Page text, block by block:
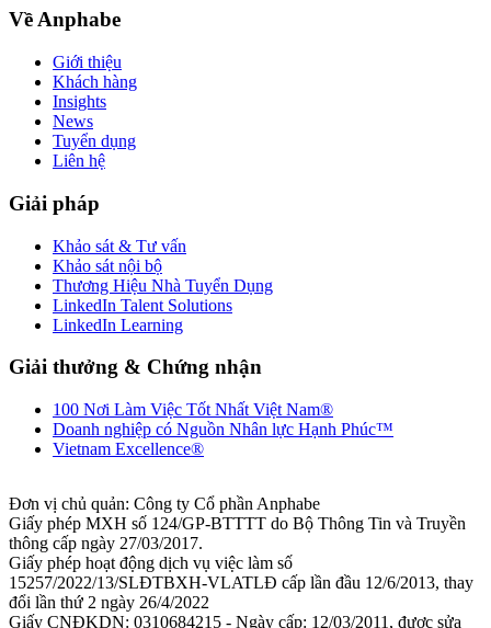
Về Anphabe
Giới thiệu
Khách hàng
Insights
News
Tuyển dụng
Liên hệ
Giải pháp
Khảo sát & Tư vấn
Khảo sát nội bộ
Thương Hiệu Nhà Tuyển Dụng
LinkedIn Talent Solutions
LinkedIn Learning
Giải thưởng & Chứng nhận
100 Nơi Làm Việc Tốt Nhất Việt Nam®
Doanh nghiệp có Nguồn Nhân lực Hạnh Phúc™
Vietnam Excellence®
Đơn vị chủ quản: Công ty Cổ phần Anphabe
Giấy phép MXH số 124/GP-BTTTT do Bộ Thông Tin và Truyền
thông cấp ngày 27/03/2017.
Giấy phép hoạt động dịch vụ việc làm số
15257/2022/13/SLĐTBXH-VLATLĐ cấp lần đầu 12/6/2013, thay
đổi lần thứ 2 ngày 26/4/2022
Giấy CNĐKDN: 0310684215 - Ngày cấp: 12/03/2011, được sửa